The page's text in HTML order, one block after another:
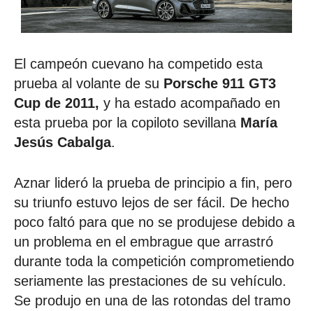
El campeón cuevano ha competido esta
prueba al volante de su Porsche 911 GT3
Cup de 2011, y ha estado acompañado en
esta prueba por la copiloto sevillana María
Jesús Cabalga.
Aznar lideró la prueba de principio a fin, pero
su triunfo estuvo lejos de ser fácil. De hecho
poco faltó para que no se produjese debido a
un problema en el embrague que arrastró
durante toda la competición comprometiendo
seriamente las prestaciones de su vehículo.
Se produjo en una de las rotondas del tramo